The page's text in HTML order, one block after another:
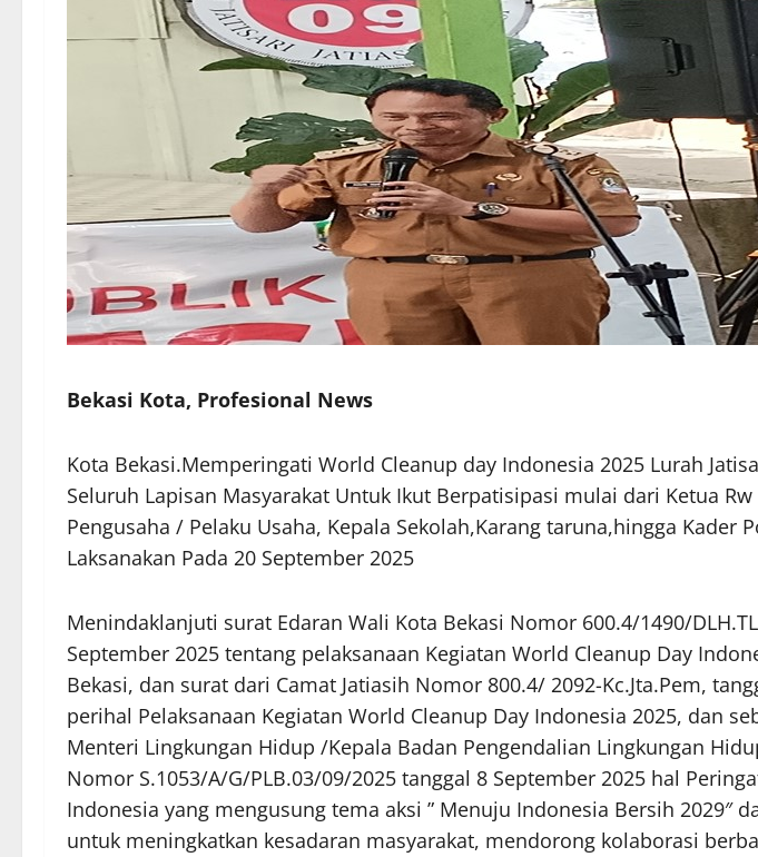
Bekasi Kota, Profesional News
Kota Bekasi.Memperingati World Cleanup day Indonesia 2025 Lurah
Seluruh Lapisan Masyarakat Untuk Ikut Berpatisipasi mulai dari Ketua Rw
Pengusaha / Pelaku Usaha, Kepala Sekolah,Karang taruna,hingga Kader
Laksanakan Pada 20 September 2025
Menindaklanjuti surat Edaran Wali Kota Bekasi Nomor 600.4/1490/
September 2025 tentang pelaksanaan Kegiatan World Cleanup Day
Bekasi, dan surat dari Camat Jatiasih Nomor 800.4/ 2092-Kc.Jta.Pem,
perihal Pelaksanaan Kegiatan World Cleanup Day Indonesia 2025, dan
Menteri Lingkungan Hidup /Kepala Badan Pengendalian Lingkungan
Nomor S.1053/A/G/PLB.03/09/2025 tanggal 8 September 2025 hal
Indonesia yang mengusung tema aksi ” Menuju Indonesia Bersih 2029″
untuk meningkatkan kesadaran masyarakat, mendorong kolaborasi